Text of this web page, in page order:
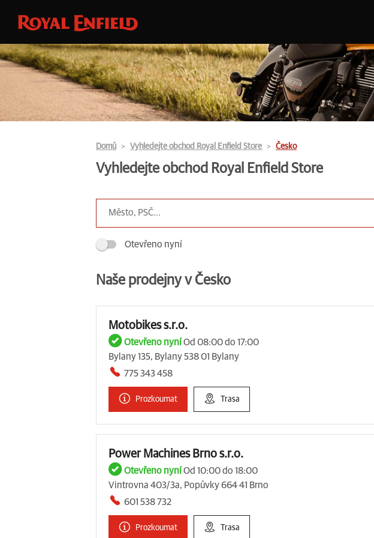
Domů Vyhledejte obchod Royal Enfield Store Česko
Vyhledejte obchod Royal Enfield Store
Otevřeno nyní
Naše prodejny v Česko
Motobikes s.r.o.
Otevřeno nyní Od 08:00 do 17:00
Bylany 135, Bylany 538 01 Bylany
775 343 458
Prozkoumat Trasa
Power Machines Brno s.r.o.
Otevřeno nyní Od 10:00 do 18:00
Vintrovna 403/3a, Popůvky 664 41 Brno
601 538 732
Prozkoumat Trasa